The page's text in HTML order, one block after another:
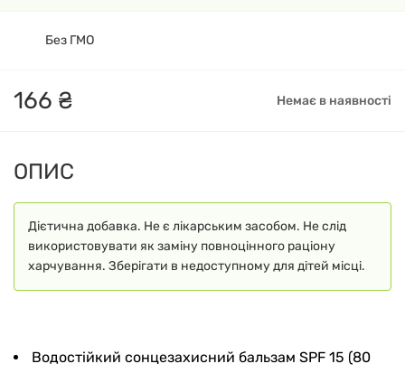
166 ₴ Немає в наявності
Без ГМО
ОПИС
Дієтична добавка. Не є лікарським засобом. Не слід
використовувати як заміну повноцінного раціону
харчування. Зберігати в недоступному для дітей місці.
Водостійкий сонцезахисний бальзам SPF 15 (80